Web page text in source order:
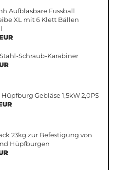
Aufblasbare Fussball
XL mit 6 Klett Bällen
Schraub-Karabiner
Gebläse 1,5kW 2,0PS
23kg zur Befestigung von
Hüpfburgen